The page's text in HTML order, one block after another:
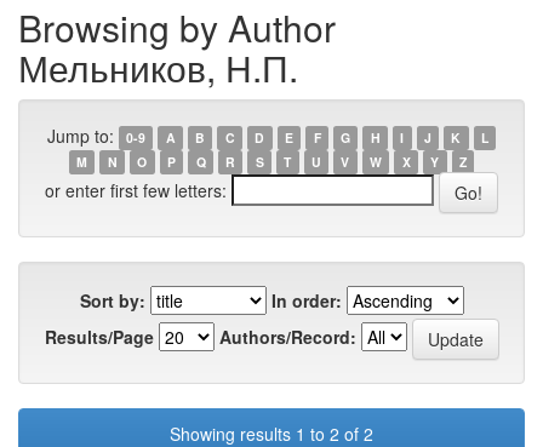
Browsing by Author
Мельников, Н.П.
Jump to: 0-9 A B C D E F G H I J K
L
M
N O P Q R S T U V W X Y Z
or enter first few letters:
Sort by:
In order:
Results/Page
Authors/Record:
Showing results 1 to 2 of 2